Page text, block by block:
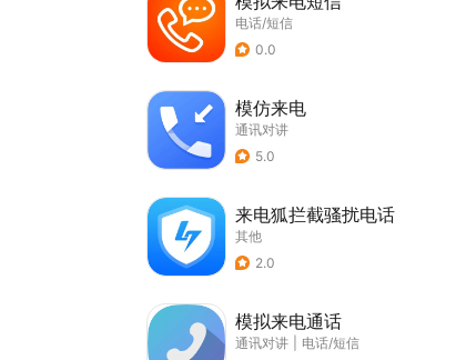
电话/短信
0.0
模仿来电
通讯对讲
5.0
来电狐拦截骚扰电话
其他
2.0
模拟来电通话
通讯对讲
电话/短信